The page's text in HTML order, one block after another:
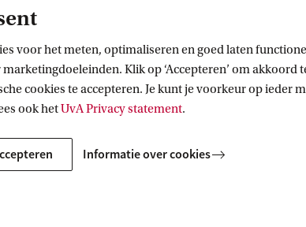
voor het meten, optimaliseren en goed laten
Klik op ‘Accepteren’ om akkoord
cookies te accepteren. Je kunt je voorkeur op ieder
ook hetUvA Privacy statement.
Informatie over cookies